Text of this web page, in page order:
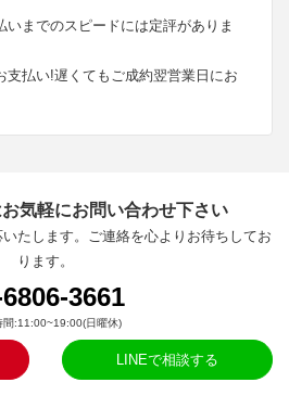
いまでのスピードには定評がありま
支払い!遅くてもご成約翌営業日にお
気軽にお問い合わせ下さい
たします。ご連絡を心よりお待ちしてお
ります。
3661
間:11:00~19:00(日曜休)
LINEで相談する